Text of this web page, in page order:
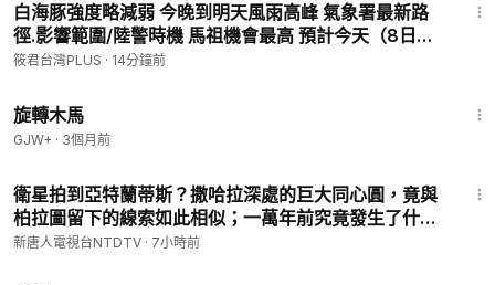
白海豚強度略減弱 今晚到明天風雨高峰 氣象署最新路
徑.影響範圍/陸警時機 馬祖機會最高 預計今天（8日）
晚到9日上午
筱君台灣PLUS · 14分鐘前
旋轉木馬
GJW+ · 3個月前
衛星拍到亞特蘭蒂斯？撒哈拉深處的巨大同心圓，竟與
柏拉圖留下的線索如此相似；一萬年前究竟發生了什
麼？相同的災難將要再次來臨？｜#新唐人
新唐人電視台NTDTV · 7小時前